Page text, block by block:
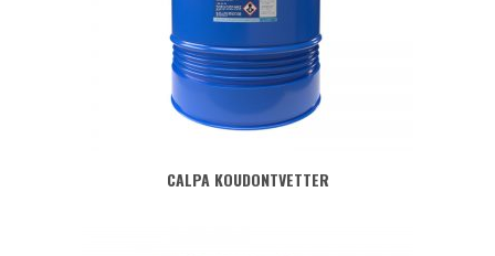
CALPA KOUDONTVETTER